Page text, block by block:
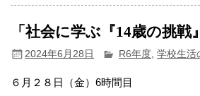
「社会に学ぶ『14歳の挑
2024年6月28日 R6年度 ,学校生活
６月２８日（金）6時間目